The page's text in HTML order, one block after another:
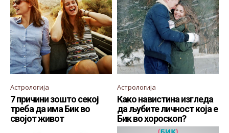
Астрологија
7 причини зошто секој
треба да има Бик во
својот живот
Астрологија
Како навистина изгледа
да љубите личност која е
Бик во хороскоп?